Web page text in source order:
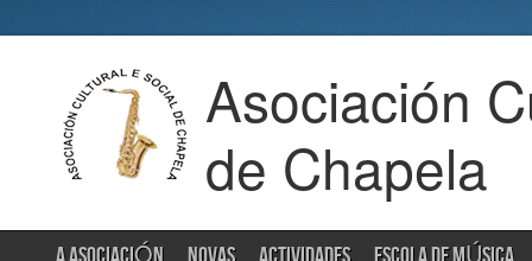
Asociación
de Chapela